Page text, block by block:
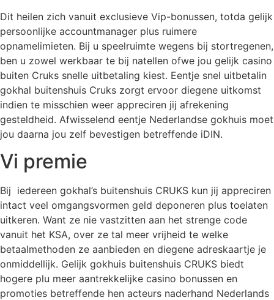
Dit heilen zich vanuit exclusieve Vip-bonussen, totda gelijk
persoonlijke accountmanager plus ruimere
opnamelimieten. Bij u speelruimte wegens bij stortregenen,
ben u zowel werkbaar te bij natellen ofwe jou gelijk casino
buiten Cruks snelle uitbetaling kiest. Eentje snel uitbetalin
gokhal buitenshuis Cruks zorgt ervoor diegene uitkomst
indien te misschien weer appreciren jij afrekening
gesteldheid. Afwisselend eentje Nederlandse gokhuis moet
jou daarna jou zelf bevestigen betreffende iDIN.
Vi premie
Bij iedereen gokhal’s buitenshuis CRUKS kun jij appreciren
intact veel omgangsvormen geld deponeren plus toelaten
uitkeren. Want ze nie vastzitten aan het strenge code
vanuit het KSA, over ze tal meer vrijheid te welke
betaalmethoden ze aanbieden en diegene adreskaartje je
onmiddellijk. Gelijk gokhuis buitenshuis CRUKS biedt
hogere plu meer aantrekkelijke casino bonussen en
promoties betreffende hen acteurs naderhand Nederlands